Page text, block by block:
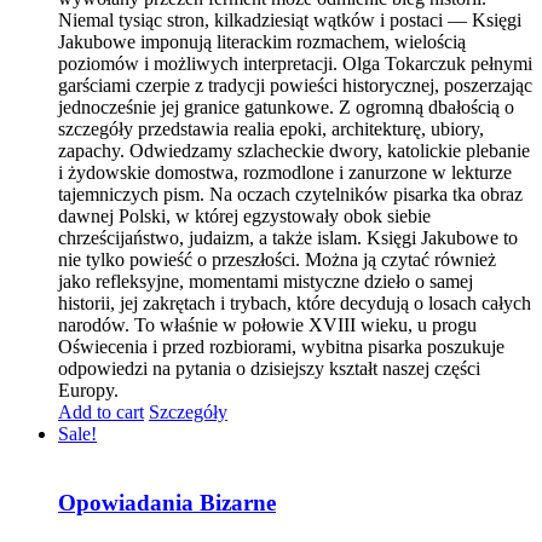
Niemal tysiąc stron, kilkadziesiąt wątków i postaci — Księgi
Jakubowe imponują literackim rozmachem, wielością
poziomów i możliwych interpretacji. Olga Tokarczuk pełnymi
garściami czerpie z tradycji powieści historycznej, poszerzając
jednocześnie jej granice gatunkowe. Z ogromną dbałością o
szczegóły przedstawia realia epoki, architekturę, ubiory,
zapachy. Odwiedzamy szlacheckie dwory, katolickie plebanie
i żydowskie domostwa, rozmodlone i zanurzone w lekturze
tajemniczych pism. Na oczach czytelników pisarka tka obraz
dawnej Polski, w której egzystowały obok siebie
chrześcijaństwo, judaizm, a także islam. Księgi Jakubowe to
nie tylko powieść o przeszłości. Można ją czytać również
jako refleksyjne, momentami mistyczne dzieło o samej
historii, jej zakrętach i trybach, które decydują o losach całych
narodów. To właśnie w połowie XVIII wieku, u progu
Oświecenia i przed rozbiorami, wybitna pisarka poszukuje
odpowiedzi na pytania o dzisiejszy kształt naszej części
Europy.
Add to cart Szczegóły
Sale!
Opowiadania Bizarne